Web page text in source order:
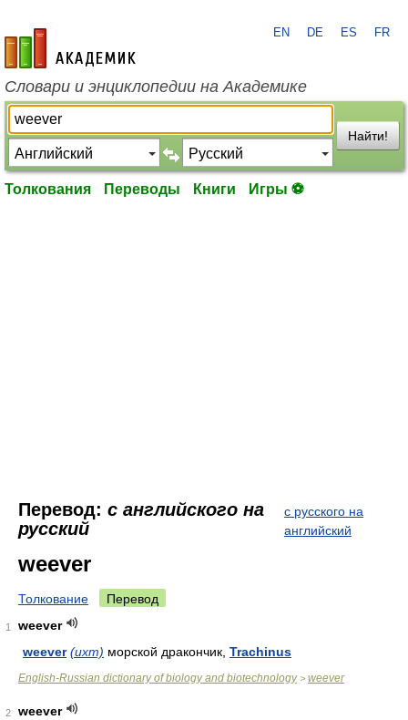
academic.ru
EN DE ES FR
Словари и энциклопедии на Академике
Найти!
Толкования Переводы Книги Игры ⚽
Перевод: с английского на
русский
с русского на
английский
weever
Толкование Перевод
1
weever
weever (ихт) морской дракончик, Trachinus
English-Russian dictionary of biology and biotechnology> weever
2
weever